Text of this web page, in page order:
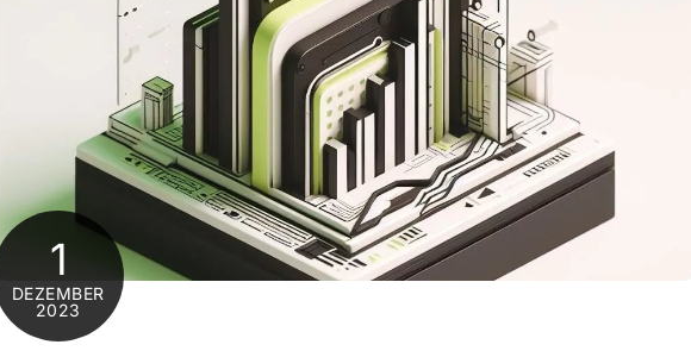
1
DEZEMBER
2023